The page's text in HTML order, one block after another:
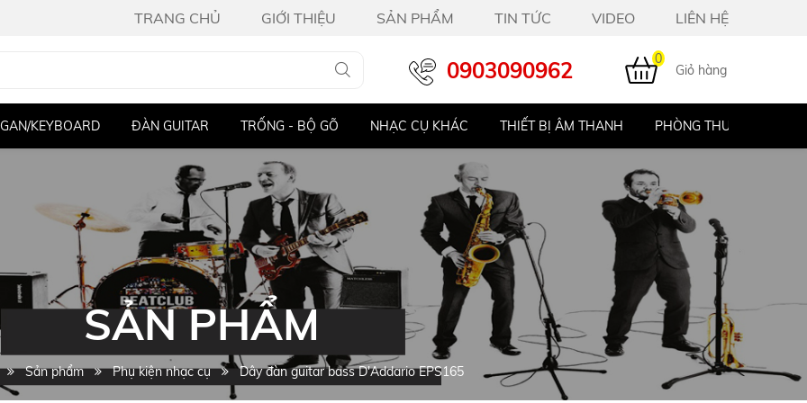
TRANG CHỦ GIỚI THIỆU SẢN PHẨM TIN TỨC VIDEO LIÊN HỆ
0903090962 0
Giỏ hàng
ĐÀN GUITAR TRỐNG - BỘ GÕ NHẠC CỤ KHÁC THIẾT BỊ ÂM THANH PHÒNG THU STUDIO ĐÀN PIANO
SẢN PHẨM
Sản phẩm Phụ kiện nhạc cụ Dây đàn guitar bass D'Addario EPS165